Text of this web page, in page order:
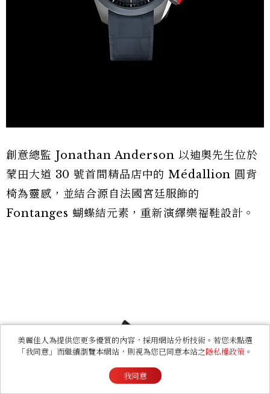
創意總監 Jonathan Anderson 以迪奧先生位於
蒙田大道 30 號首間精品店中的 Médallion 圓背
椅為靈感，並結合源自法國宮廷服飾的
Fontanges 蝴蝶結元素，重新演繹樂福鞋設計。
美麗佳人為提供您更多優質的內容，採用網站分析技術。若您未點選
「我同意」而繼續瀏覽本網站，則視為您已同意本站之隱私權政策 。
我同意